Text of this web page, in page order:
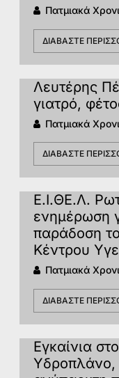
Πατμιακά
ΔΙΑΒΆΣΤΕ
Λευτέρης
γιατρό,
Πατμιακά
ΔΙΑΒΆΣΤΕ
Ε.Ι.ΘΕ.Λ.
ενημέρωση
παράδοση
Κέντρου
Πατμιακά
ΔΙΑΒΆΣΤΕ
Eγκαίνια
Υδροπλάνο,